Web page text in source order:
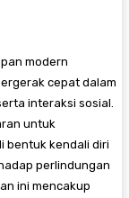
modern
cepat dalam
interaksi sosial.
untuk
bentuk kendali diri
perlindungan
ini mencakup